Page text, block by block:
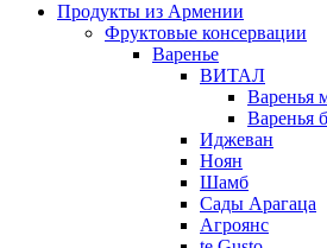
Продукты из Армении
Фруктовые консервации
Варенье
ВИТАЛ
Варенья
Варенья
Иджеван
Ноян
Шамб
Сады Арагаца
Агроянс